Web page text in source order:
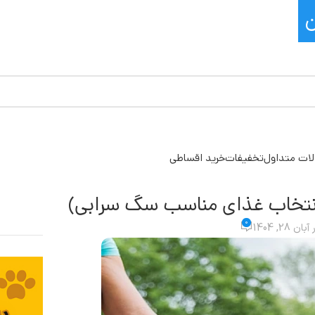
متداولتخفیفاتخرید اقساطی
غذای مناسب سگ سرابی)
28, 1404
0